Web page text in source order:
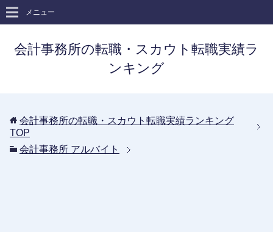
会計事務所の転職・スカウト転職実績ラ
ンキング
メニュー
会計事務所の転職・スカウト転職実績ランキング
TOP
会計事務所 アルバイト